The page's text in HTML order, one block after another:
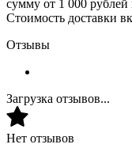
сумму от 1 000 рублей
Стоимость доставки
Отзывы
Загрузка отзывов...
Нет отзывов